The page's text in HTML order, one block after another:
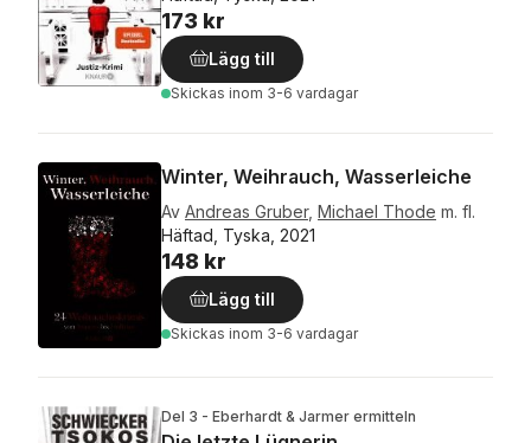
173 kr
Lägg till
Skickas inom 3-6 vardagar
Winter, Weihrauch, Wasserleiche
Av Andreas Gruber, Michael Thode m. fl.
Häftad, Tyska, 2021
148 kr
Lägg till
Skickas inom 3-6 vardagar
Del 3 - Eberhardt & Jarmer ermitteln